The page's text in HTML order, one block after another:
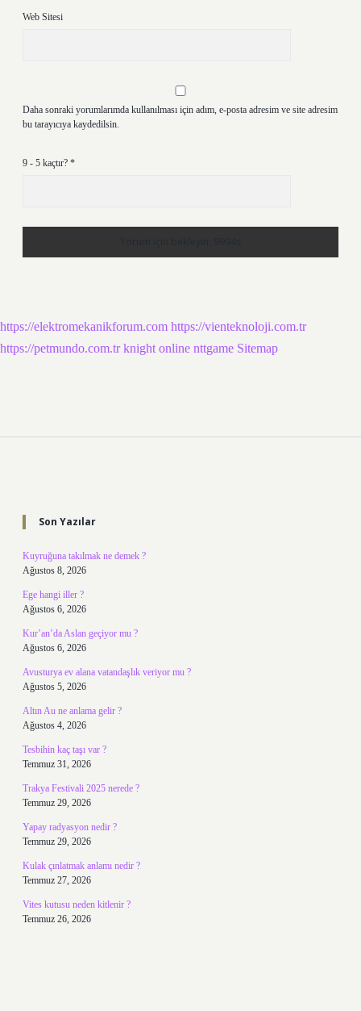
Web Sitesi
Daha sonraki yorumlarımda kullanılması için adım, e-posta adresim ve site adresim
bu tarayıcıya kaydedilsin.
9 - 5 kaçtır? *
https://elektromekanikforum.com https://vienteknoloji.com.tr
https://petmundo.com.tr knight online nttgame Sitemap
Son Yazılar
Kuyruğuna takılmak ne demek ?
Ağustos 8, 2026
Ege hangi iller ?
Ağustos 6, 2026
Kur’an’da Aslan geçiyor mu ?
Ağustos 6, 2026
Avusturya ev alana vatandaşlık veriyor mu ?
Ağustos 5, 2026
Altın Au ne anlama gelir ?
Ağustos 4, 2026
Tesbihin kaç taşı var ?
Temmuz 31, 2026
Trakya Festivali 2025 nerede ?
Temmuz 29, 2026
Yapay radyasyon nedir ?
Temmuz 29, 2026
Kulak çınlatmak anlamı nedir ?
Temmuz 27, 2026
Vites kutusu neden kitlenir ?
Temmuz 26, 2026